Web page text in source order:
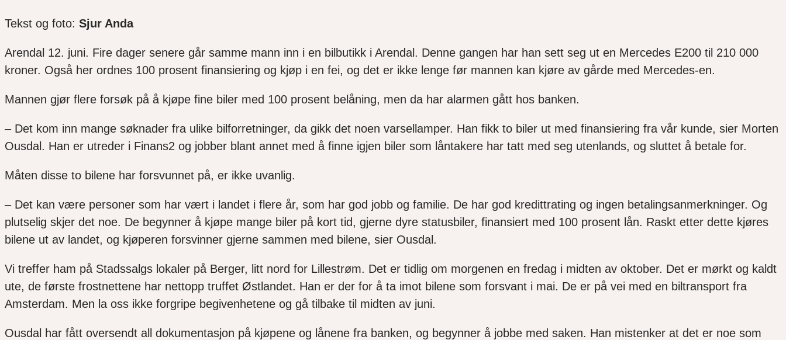
Tekst og foto: Sjur Anda
Arendal 12. juni. Fire dager senere går samme mann inn i en bilbutikk i Arendal. Denne gangen har han sett seg ut en Mercedes E200 til 210 000
kroner. Også her ordnes 100 prosent finansiering og kjøp i en fei, og det er ikke lenge før mannen kan kjøre av gårde med Mercedes-en.
Mannen gjør flere forsøk på å kjøpe fine biler med 100 prosent belåning, men da har alarmen gått hos banken.
– Det kom inn mange søknader fra ulike bilforretninger, da gikk det noen varsellamper. Han fikk to biler ut med finansiering fra vår kunde, sier Morten
Ousdal. Han er utreder i Finans2 og jobber blant annet med å finne igjen biler som låntakere har tatt med seg utenlands, og sluttet å betale for.
Måten disse to bilene har forsvunnet på, er ikke uvanlig.
– Det kan være personer som har vært i landet i flere år, som har god jobb og familie. De har god kredittrating og ingen betalingsanmerkninger. Og
plutselig skjer det noe. De begynner å kjøpe mange biler på kort tid, gjerne dyre statusbiler, finansiert med 100 prosent lån. Raskt etter dette kjøres
bilene ut av landet, og kjøperen forsvinner gjerne sammen med bilene, sier Ousdal.
Vi treffer ham på Stadssalgs lokaler på Berger, litt nord for Lillestrøm. Det er tidlig om morgenen en fredag i midten av oktober. Det er mørkt og kaldt
ute, de første frostnettene har nettopp truffet Østlandet. Han er der for å ta imot bilene som forsvant i mai. De er på vei med en biltransport fra
Amsterdam. Men la oss ikke forgripe begivenhetene og gå tilbake til midten av juni.
Ousdal har fått oversendt all dokumentasjon på kjøpene og lånene fra banken, og begynner å jobbe med saken. Han mistenker at det er noe som